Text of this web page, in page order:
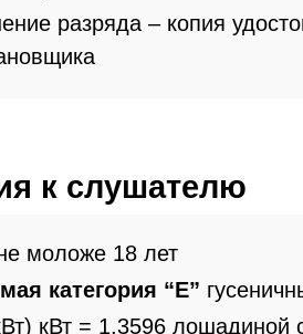
разряда – копия
к слушателю
моложе 18 лет
категория “E”
кВт = 1,3596 лошадиной